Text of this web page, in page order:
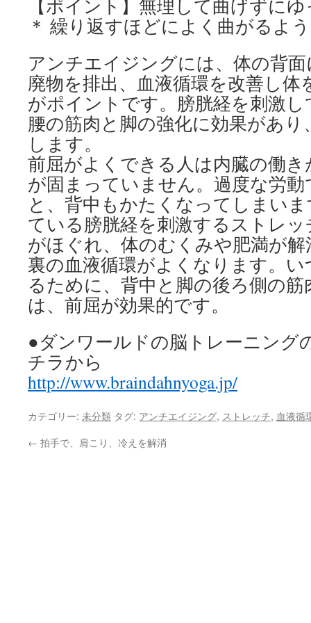
【ポイント】無理して曲げずに
＊ 繰り返すほどによく曲がるよ
アンチエイジングには、体の背
廃物を排出、血液循環を改善し
がポイントです。膀胱経を刺激
腰の筋肉と脚の強化に効果があ
します。
前屈がよくできる人は内臓の働
が固まっていません。過度な労
と、背中もかたくなってしまい
ている膀胱経を刺激するストレ
がほぐれ、体のむくみや肥満が
裏の血液循環がよくなります。
るために、背中と脚の後ろ側の
は、前屈が効果的です。
●ダンワールドの脳トレーニング
チラから
http://www.braindahnyoga.jp/
カテゴリー: 未分類 タグ: アンチエイジング, ストレッチ, 血液循
← 拍手で、肩こり、冷えを解消